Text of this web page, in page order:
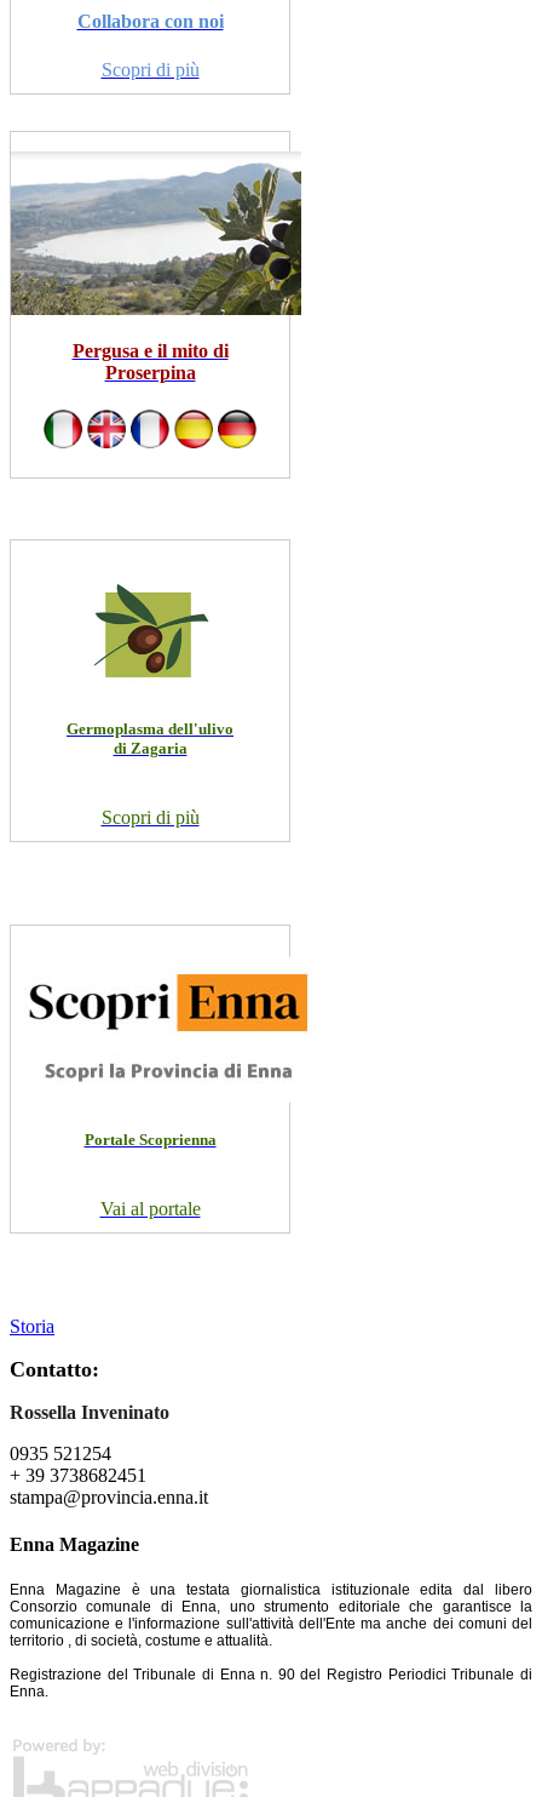
Collabora con noi
Scopri di più
Pergusa e il mito di
Proserpina
Germoplasma dell'ulivo
di Zagaria
Scopri di più
Portale Scoprienna
Vai al portale
Storia
Contatto:
Rossella Inveninato
0935 521254
+ 39 3738682451
stampa@provincia.enna.it
Enna Magazine
Enna Magazine è una testata giornalistica istituzionale edita dal libero
Consorzio comunale di Enna, uno strumento editoriale che garantisce la
comunicazione e l'informazione sull'attività dell'Ente ma anche dei comuni del
territorio , di società, costume e attualità.
Registrazione del Tribunale di Enna n. 90 del Registro Periodici Tribunale di
Enna.